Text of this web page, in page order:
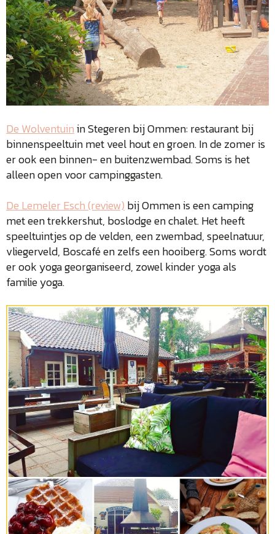
De Wolventuinin Stegeren bij Ommen: restaurant bij
binnenspeeltuin met veel hout en groen. In de zomer is
er ook een binnen- en buitenzwembad. Soms is het
alleen open voor campinggasten.
De Lemeler Esch (review) bij Ommen is een camping
met een trekkershut, boslodge en chalet. Het heeft
speeltuintjes op de velden, een zwembad, speelnatuur,
vliegerveld, Boscafé en zelfs een hooiberg. Soms wordt
er ook yoga georganiseerd, zowel kinder yoga als
familie yoga.